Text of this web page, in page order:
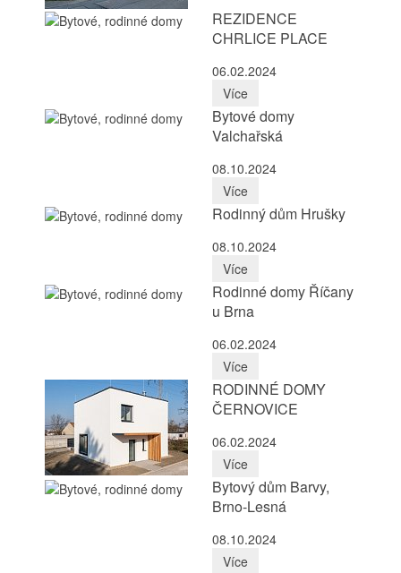
REZIDENCE
CHRLICE PLACE
06.02.2024
Více
Bytové domy
Valchařská
08.10.2024
Více
Rodinný dům Hrušky
08.10.2024
Více
Rodinné domy Říčany
u Brna
06.02.2024
Více
RODINNÉ DOMY
ČERNOVICE
06.02.2024
Více
Bytový dům Barvy,
Brno-Lesná
08.10.2024
Více